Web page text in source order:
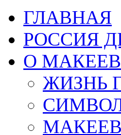
ГЛАВНАЯ
РОССИЯ
О
ЖИЗНЬ